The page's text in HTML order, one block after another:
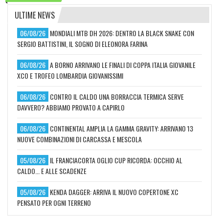
ULTIME NEWS
06/08/26 MONDIALI MTB DH 2026: DENTRO LA BLACK SNAKE CON
SERGIO BATTISTINI, IL SOGNO DI ELEONORA FARINA
06/08/26 A BORNO ARRIVANO LE FINALI DI COPPA ITALIA GIOVANILE
XCO E TROFEO LOMBARDIA GIOVANISSIMI
06/08/26 CONTRO IL CALDO UNA BORRACCIA TERMICA SERVE
DAVVERO? ABBIAMO PROVATO A CAPIRLO
06/08/26 CONTINENTAL AMPLIA LA GAMMA GRAVITY: ARRIVANO 13
NUOVE COMBINAZIONI DI CARCASSA E MESCOLA
05/08/26 IL FRANCIACORTA OGLIO CUP RICORDA: OCCHIO AL
CALDO... E ALLE SCADENZE
05/08/26 KENDA DAGGER: ARRIVA IL NUOVO COPERTONE XC
PENSATO PER OGNI TERRENO